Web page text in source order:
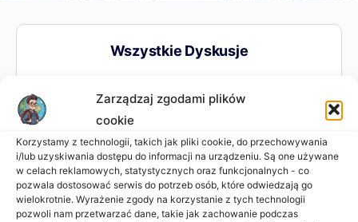
Zarządzaj zgodami plików
cookie
Korzystamy z technologii, takich jak pliki cookie, do przechowywania
i/lub uzyskiwania dostępu do informacji na urządzeniu. Są one używane
w celach reklamowych, statystycznych oraz funkcjonalnych - co
pozwala dostosować serwis do potrzeb osób, które odwiedzają go
wielokrotnie. Wyrażenie zgody na korzystanie z tych technologii
pozwoli nam przetwarzać dane, takie jak zachowanie podczas
Wszystkie Dyskusje
Wietnam
Admin Strony
2 Członkowie · 1Odpowiedź
Nepal
Admin Stronyreplied2 lata , 4 miesiące temu